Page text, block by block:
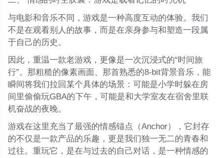
与电影和音乐不同，游戏是一种高度互动的体验。我们
不是在观看别人的故事，而是在亲身参与和塑造一段属
于自己的历史。
因此，重温一款老游戏，更像是一次沉浸式的“时间旅
行”。那粗糙的像素画面、那首熟悉的8-bit背景音乐，能
瞬间将我们拉回某个具体的场景：可能是小学时躲在房
间里偷偷玩GBA的下午，可能是和大学室友在宿舍里联
机奋战的夜晚。
游戏在这里充当了最强的情感锚点（Anchor）
，它封存
的不仅是一款产品的乐趣，更是我们独一无二的青春和
过往。重玩它，是在与过去的自己对话，是一种情感的